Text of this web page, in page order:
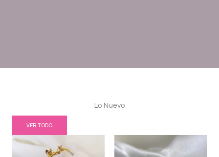
Lo Nuevo
VER TODO